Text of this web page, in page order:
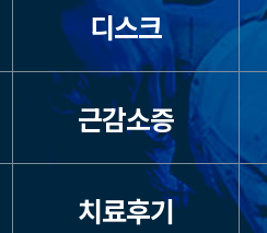
디스크
근감소증
치료후기